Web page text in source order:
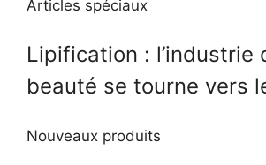
Articles spéciaux
Lipification : l’industrie
beauté se tourne vers
Nouveaux produits